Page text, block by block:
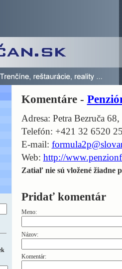
Komentáre -
Adresa: Petra Bezruča
Telefón: +421 32 6520
E-mail:
Web: http://
Zatiaľ nie sú vložené žiadne
Pridať komentár
Meno:
Názov:
Komentár: